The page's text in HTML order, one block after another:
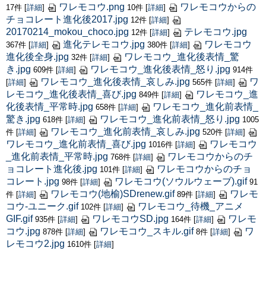
17件 [詳細] ワレモコウ.png 10件 [詳細]
ワレモコウからの
チョコレート進化後2017.jpg 12件 [詳細]
20170214_mokou_choco.jpg 12件 [詳細] テレモコウ.jpg
367件 [詳細] 進化テレモコウ.jpg 380件 [詳細]
ワレモコウ
進化後全身.jpg 32件 [詳細]
ワレモコウ_進化後表情_驚
き.jpg 609件 [詳細] ワレモコウ_進化後表情_怒り.jpg 914件
[詳細] ワレモコウ_進化後表情_哀しみ.jpg 565件 [詳細]
ワ
レモコウ_進化後表情_喜び.jpg 849件 [詳細]
ワレモコウ_進
化後表情_平常時.jpg 658件 [詳細]
ワレモコウ_進化前表情_
驚き.jpg 618件 [詳細] ワレモコウ_進化前表情_怒り.jpg 1005
件 [詳細] ワレモコウ_進化前表情_哀しみ.jpg 520件 [詳細]
ワレモコウ_進化前表情_喜び.jpg 1016件 [詳細]
ワレモコウ
_進化前表情_平常時.jpg 768件 [詳細]
ワレモコウからのチ
ョコレート進化後.jpg 101件 [詳細]
ワレモコウからのチョ
コレート.jpg 98件 [詳細] ワレモコウ(ソウルウェーブ).gif 91
件 [詳細] ワレモコウ(地榆)SDrenew.gif 89件 [詳細]
ワレモ
コウ-ユニーク.gif 102件 [詳細]
ワレモコウ_待機_アニメ
GIF.gif 935件 [詳細] ワレモコウSD.jpg 164件 [詳細]
ワレモ
コウ.jpg 878件 [詳細] ワレモコウ_スキル.gif 8件 [詳細]
ワ
レモコウ2.jpg 1610件 [詳細]